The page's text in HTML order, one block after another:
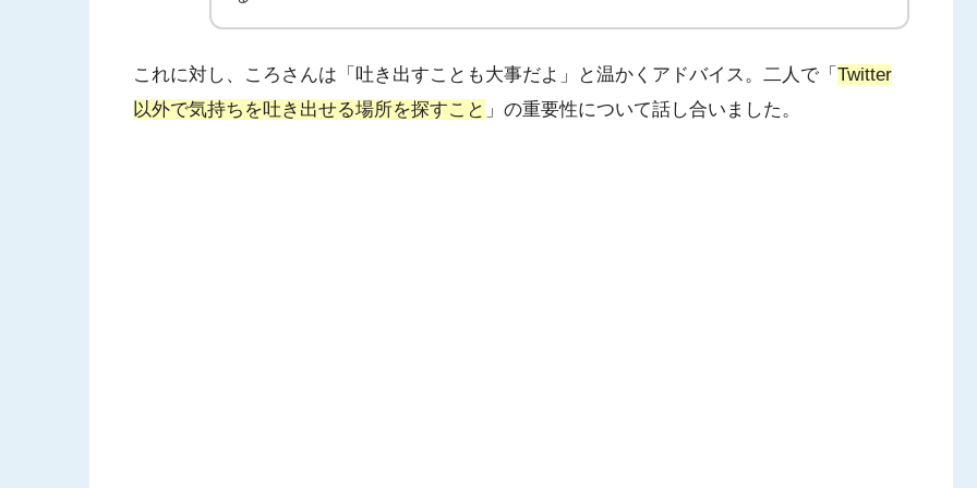
これに対し、ころさんは「吐き出すことも大事だよ」と温かくアドバイス。二人で「 Twitter
以外で気持ちを吐き出せる場所を探すこと 」の重要性について話し合いました。